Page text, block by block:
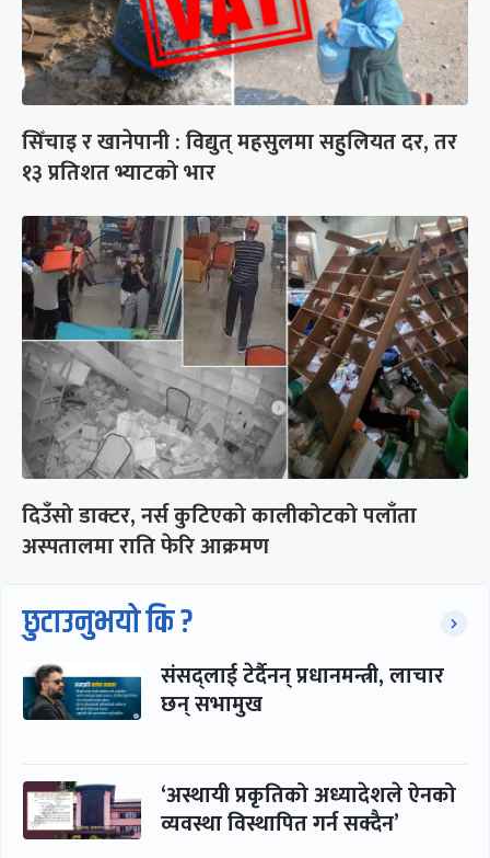
सिँचाइ र खानेपानी : विद्युत् महसुलमा सहुलियत दर, तर
१३ प्रतिशत भ्याटको भार
दिउँसो डाक्टर, नर्स कुटिएको कालीकोटको पलाँता
अस्पतालमा राति फेरि आक्रमण
छुटाउनुभयो कि ?
संसद्लाई टेर्दैनन् प्रधानमन्त्री, लाचार
छन् सभामुख
‘अस्थायी प्रकृतिको अध्यादेशले ऐनको
व्यवस्था विस्थापित गर्न सक्दैन’